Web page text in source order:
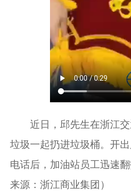
近日，邱先生在浙江交
垃圾一起扔进垃圾桶。开
电话后，加油站员工迅速
来源：浙江商业集团）